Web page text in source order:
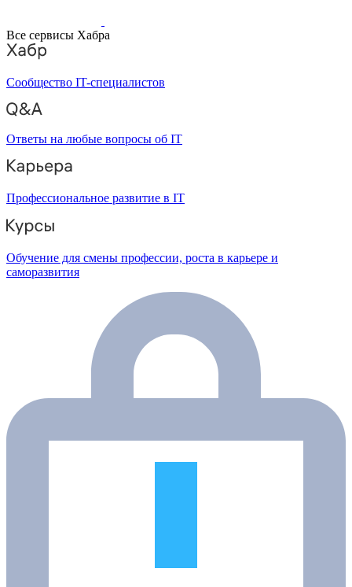
Все сервисы Хабра
Сообщество IT-специалистов
Ответы на любые вопросы об IT
Профессиональное развитие в IT
Обучение для смены профессии, роста в карьере и
саморазвития